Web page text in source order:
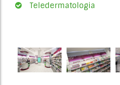
Teledermatologia